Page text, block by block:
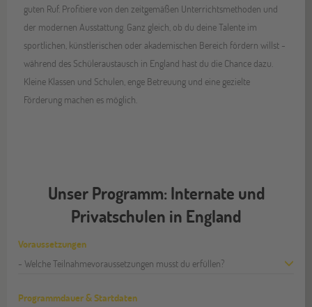
guten Ruf. Profitiere von den zeitgemäßen Unterrichtsmethoden und
der modernen Ausstattung. Ganz gleich, ob du deine Talente im
sportlichen, künstlerischen oder akademischen Bereich fördern willst -
während des Schüleraustausch in England hast du die Chance dazu.
Kleine Klassen und Schulen, enge Betreuung und eine gezielte
Förderung machen es möglich.
Unser Programm: Internate und
Privatschulen in England
Voraussetzungen
- Welche Teilnahmevoraussetzungen musst du erfüllen?
Programmdauer & Startdaten